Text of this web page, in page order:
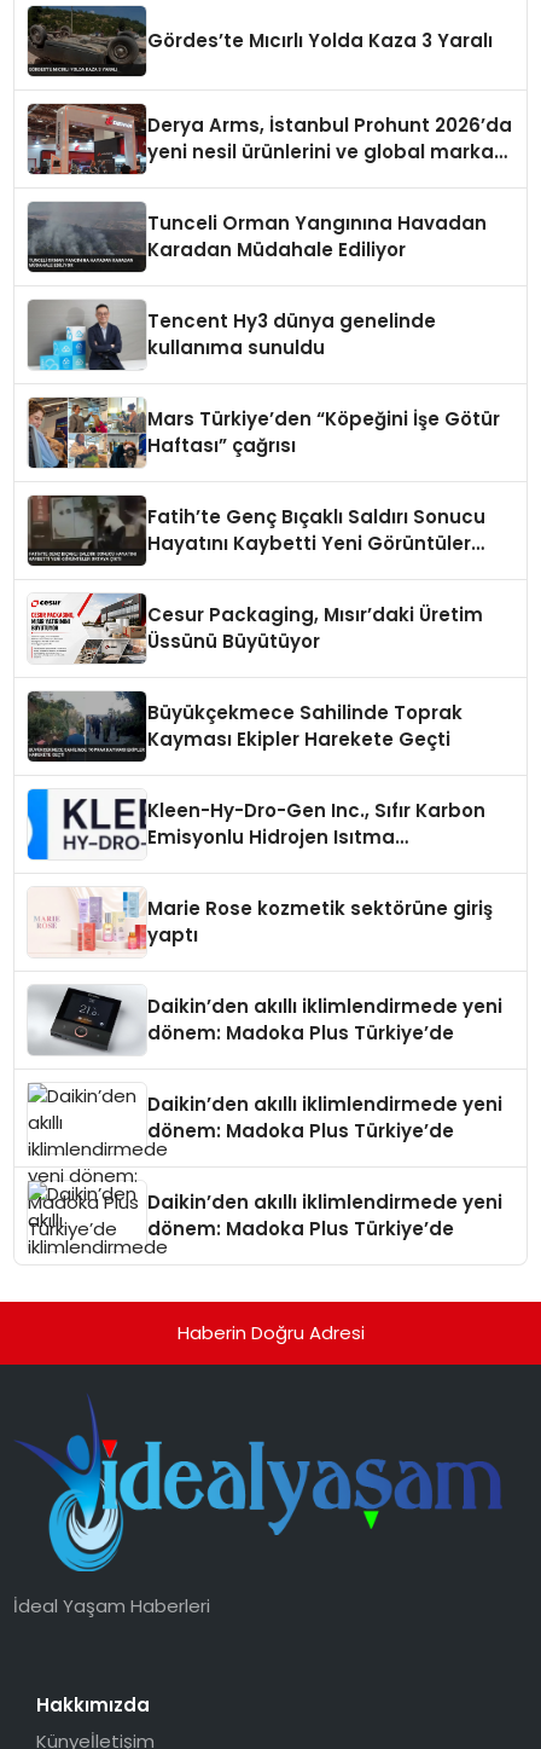
Gördes’te Mıcırlı Yolda Kaza 3 Yaralı
Derya Arms, İstanbul Prohunt 2026’da
yeni nesil ürünlerini ve global marka
Tunceli Orman Yangınına Havadan
Karadan Müdahale Ediliyor
Tencent Hy3 dünya genelinde
kullanıma sunuldu
Mars Türkiye’den “Köpeğini İşe Götür
Haftası” çağrısı
Fatih’te Genç Bıçaklı Saldırı Sonucu
Hayatını Kaybetti Yeni Görüntüler
Cesur Packaging, Mısır’daki Üretim
Üssünü Büyütüyor
Büyükçekmece Sahilinde Toprak
Kayması Ekipler Harekete Geçti
Kleen-Hy-Dro-Gen Inc., Sıfır Karbon
Emisyonlu Hidrojen Isıtma
Marie Rose kozmetik sektörüne giriş
yaptı
Daikin’den akıllı iklimlendirmede yeni
dönem: Madoka Plus Türkiye’de
Daikin’den akıllı iklimlendirmede yeni
dönem: Madoka Plus Türkiye’de
Daikin’den akıllı iklimlendirmede yeni
dönem: Madoka Plus Türkiye’de
Haberin Doğru Adresi
İdeal Yaşam Haberleri
Hakkımızda
Künyeİletişim